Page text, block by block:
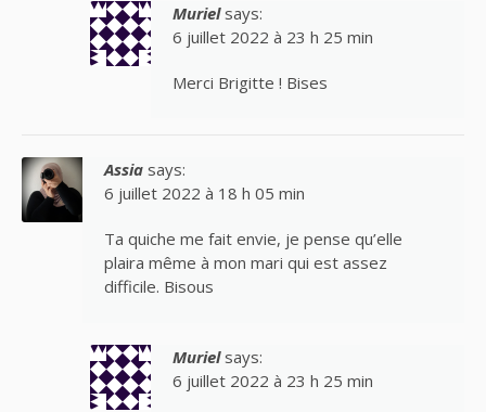
Muriel says:
6 juillet 2022 à 23 h 25 min
Merci Brigitte ! Bises
Assia says:
6 juillet 2022 à 18 h 05 min
Ta quiche me fait envie, je pense qu’elle
plaira même à mon mari qui est assez
difficile. Bisous
Muriel says:
6 juillet 2022 à 23 h 25 min